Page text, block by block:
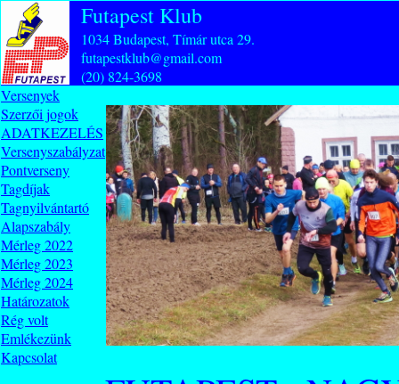
Futapest Klub
1034 Budapest, Tímár utca 29.
futapestklub@gmail.com
(20) 824-3698
Versenyek
Szerzői jogok
ADATKEZELÉS
Versenyszabályzat
Pontverseny
Tagdíjak
Tagnyilvántartó
Alapszabály
Mérleg 2022
Mérleg 2023
Mérleg 2024
Határozatok
Rég volt
Emlékezünk
Kapcsolat